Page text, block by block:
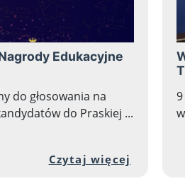
świat"
zawartości artykułu:
Edukacyjne
do głosowania na
do Praskiej ...
Czytaj więcej